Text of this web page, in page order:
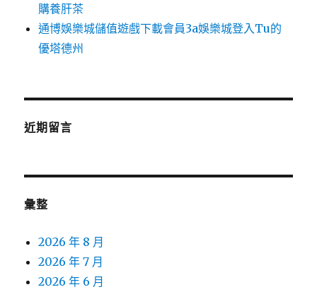
購養肝茶
通博娛樂城儲值遊戲下載會員3a娛樂城登入Tu的
優塔德州
近期留言
彙整
2026 年 8 月
2026 年 7 月
2026 年 6 月